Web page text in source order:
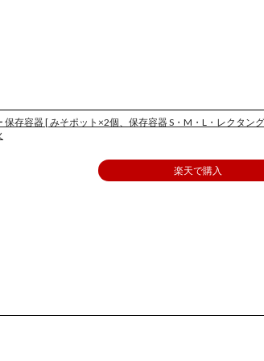
保存容器 [ みそポット×2個、保存容器 S・M・L・レクタン
楽天で購入